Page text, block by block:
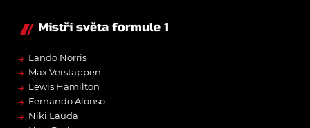
Mistři světa formule 1
→ Lando Norris
→ Max Verstappen
→ Lewis Hamilton
→ Fernando Alonso
→ Niki Lauda